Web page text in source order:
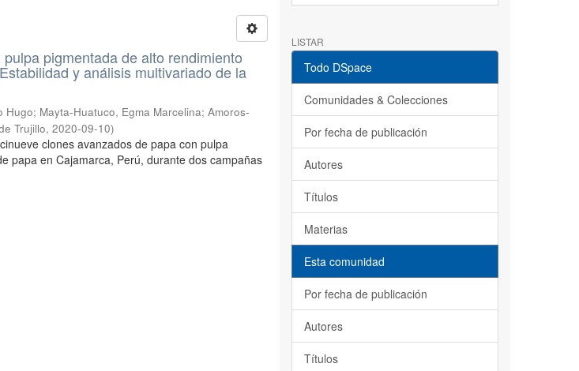
pigmentada de alto rendimiento
y análisis multivariado de la
Hugo; Mayta-Huatuco, Egma Marcelina;Amoros-
Trujillo,2020-09-10)
clones avanzados de papa con pulpa
papa en Cajamarca, Perú, durante dos campañas
LISTAR
Todo DSpace
Comunidades & Colecciones
Por fecha de publicación
Autores
Títulos
Materias
Esta comunidad
Por fecha de publicación
Autores
Títulos